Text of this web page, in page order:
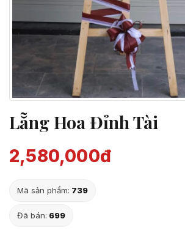
Lẵng Hoa Đỉnh Tài
2,580,000đ
Mã sản phẩm: 739
Đã bán: 699